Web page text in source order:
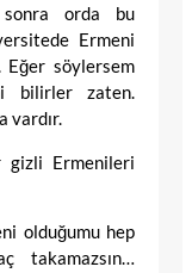
sonra orda bu
Ermeni
Eğer söylersem
bilirler zaten.
vardır.
gizli Ermenileri
olduğumu hep
takamazsın…